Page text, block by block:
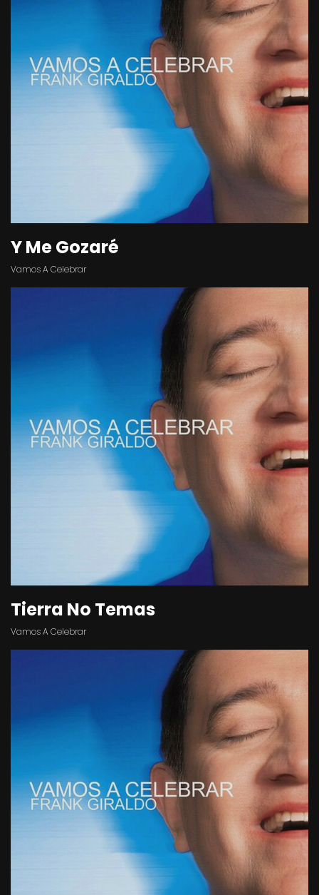
Y Me Gozaré
Vamos A Celebrar
Tierra No Temas
Vamos A Celebrar